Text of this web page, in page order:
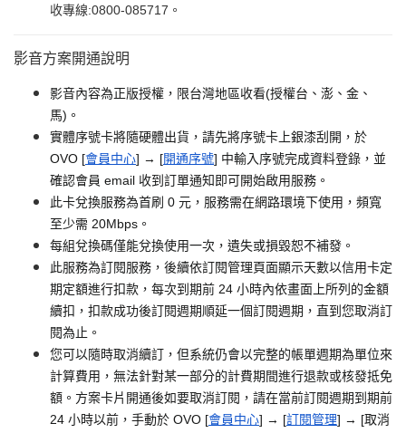
收專線:0800-085717。
影音方案開通說明
影音內容為正版授權，限台灣地區收看(授權台、澎、金、
馬)。
實體序號卡將隨硬體出貨，請先將序號卡上銀漆刮開，於
OVO [會員中心] → [開通序號] 中輸入序號完成資料登錄，並
確認會員 email 收到訂單通知即可開始啟用服務。
此卡兌換服務為首刷 0 元，服務需在網路環境下使用，頻寬
至少需 20Mbps。
每組兌換碼僅能兌換使用一次，遺失或損毀恕不補發。
此服務為訂閱服務，後續依訂閱管理頁面顯示天數以信用卡定
期定額進行扣款，每次到期前 24 小時內依畫面上所列的金額
續扣，扣款成功後訂閱週期順延一個訂閱週期，直到您取消訂
閱為止。
您可以隨時取消續訂，但系統仍會以完整的帳單週期為單位來
計算費用，無法針對某一部分的計費期間進行退款或核發抵免
額。方案卡片開通後如要取消訂閱，請在當前訂閱週期到期前
24 小時以前，手動於 OVO [會員中心] → [訂閱管理] → [取消